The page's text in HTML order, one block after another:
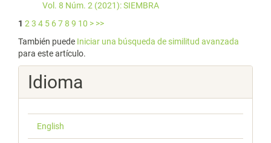
Vol. 8 Núm. 2 (2021): SIEMBRA
1 2 3 4 5 678 9 10 > >>
También puede Iniciar una búsqueda de similitud avanzada
para este artículo.
Idioma
English